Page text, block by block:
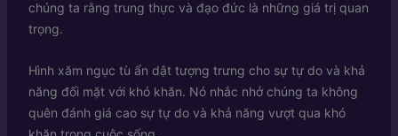
chúng ta rằng trung thực và đạo đức là những giá trị quan
trọng.
Hình xăm ngục tù ẩn dật tượng trưng cho sự tự do và khả
năng đối mặt với khó khăn. Nó nhắc nhở chúng ta không
quên đánh giá cao sự tự do và khả năng vượt qua khó